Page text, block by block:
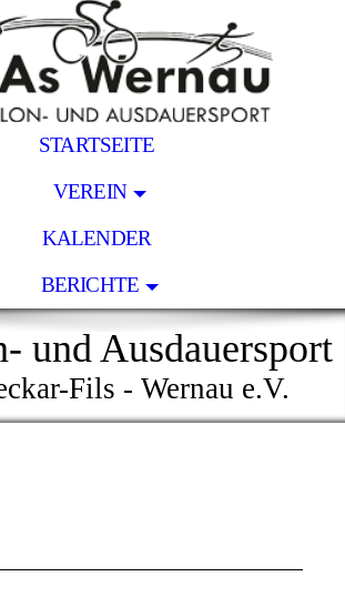
STARTSEITE
VEREIN
KALENDER
BERICHTE
und Ausdauersport
Fils - Wernau e.V.